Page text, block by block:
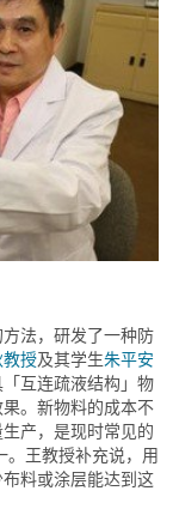
法，研发了一种防
授及其学生朱平安
互连疏液结构」物
。新物料的成本不
产，是现时常见的
。王教授补充说，用
料或涂层能达到这